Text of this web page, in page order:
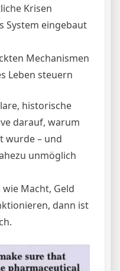
Krisen
System eingebaut
Mechanismen
Leben steuern
historische
darauf, warum
wurde – und
unmöglich
Macht, Geld
dann ist